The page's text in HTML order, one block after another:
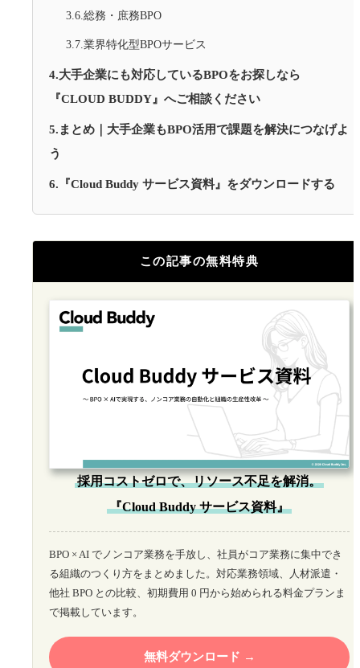
3.6.総務・庶務BPO
3.7.業界特化型BPOサービス
4.大手企業にも対応しているBPOをお探しなら
『CLOUD BUDDY』へご相談ください
5.まとめ｜大手企業もBPO活用で課題を解決につなげよ
う
6.『Cloud Buddy サービス資料』をダウンロードする
この記事の無料特典
採用コストゼロで、リソース不足を解消。
『Cloud Buddy サービス資料』
BPO × AI でノンコア業務を手放し、社員がコア業務に集中でき
る組織のつくり方をまとめました。対応業務領域、人材派遣・
他社 BPO との比較、初期費用 0 円から始められる料金プランま
で掲載しています。
無料ダウンロード